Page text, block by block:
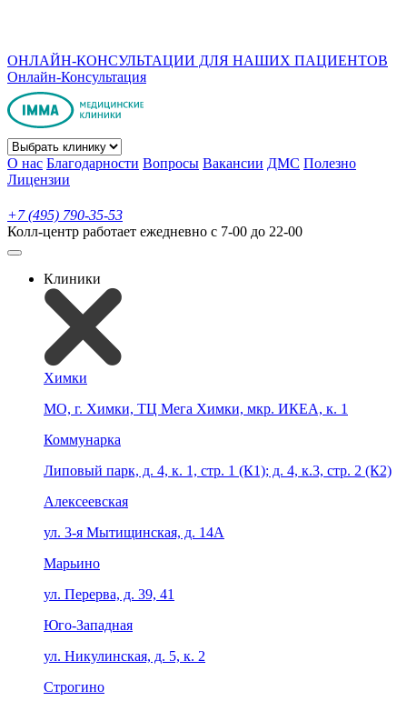
ОНЛАЙН-КОНСУЛЬТАЦИИ ДЛЯ НАШИХ ПАЦИЕНТОВ
Онлайн-Консультация
О нас Благодарности Вопросы Вакансии ДМС Полезно
Лицензии
+7 (495) 790-35-53
Колл-центр работает ежедневно с 7-00 до 22-00
Клиники
Химки
МО, г. Химки, ТЦ Мега Химки, мкр. ИКЕА, к. 1
Коммунарка
Липовый парк, д. 4, к. 1, стр. 1 (К1); д. 4, к.3, стр. 2 (К2)
Алексеевская
ул. 3-я Мытищинская, д. 14А
Марьино
ул. Перерва, д. 39, 41
Юго-Западная
ул. Никулинская, д. 5, к. 2
Строгино